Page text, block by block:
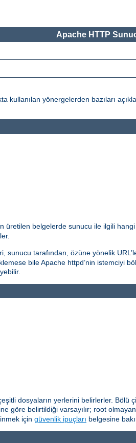
Apache HTTP
yönergelerden bazıları
belgelerde sunucu ile ilgili hangi
sunucu tarafından, özüne yönelik
bile Apache httpd’nin istemciyi
dosyaların yerlerini belirlerler. Bölü
göre belirtildiği varsayılır; root
için güvenlik ipuçları belgesine